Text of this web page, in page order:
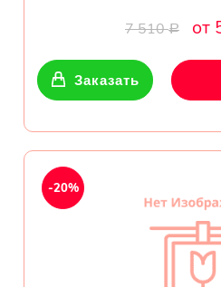
7 510Р от
Заказать
-20%